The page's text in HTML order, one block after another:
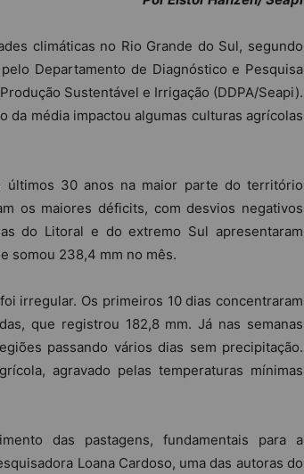
climáticas no Rio Grande do Sul, segundo
Departamento de Diagnóstico e Pesquisa
Sustentável e Irrigação (DDPA/Seapi).
da média impactou algumas culturas agrícolas
últimos 30 anos na maior parte do território
os maiores déficits, com desvios negativos
do Litoral e do extremo Sul apresentaram
somou 238,4 mm no mês.
irregular. Os primeiros 10 dias concentraram
que registrou 182,8 mm. Já nas semanas
passando vários dias sem precipitação.
agravado pelas temperaturas mínimas
das pastagens, fundamentais para a
Loana Cardoso, uma das autoras do